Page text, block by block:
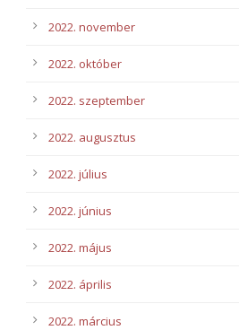
2022. november
2022. október
2022. szeptember
2022. augusztus
2022. július
2022. június
2022. május
2022. április
2022. március